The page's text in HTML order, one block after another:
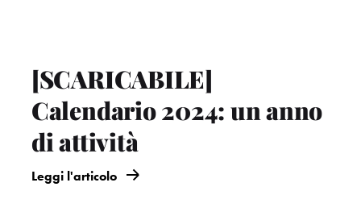
[SCARICABILE]
Calendario 2024: un anno
di attività
Leggi l'articolo